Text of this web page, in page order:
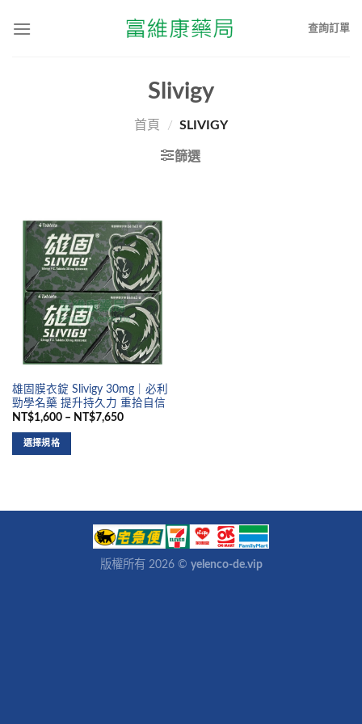
查詢訂單
Slivigy
首頁 / SLIVIGY
篩選
雄固膜衣錠 Slivigy 30mg｜必利
勁學名藥 提升持久力 重拾自信
NT$1,600 – NT$7,650
選擇規格
版權所有 2026 © yelenco-de.vip